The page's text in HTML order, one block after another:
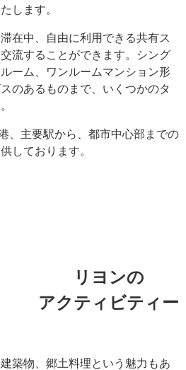
します。
在中、自由に利用できる共有ス
流することができます。シング
ーム、ワンルームマンション形
のあるものまで、いくつかのタ
、主要駅から、都市中心部までの
しております。
リヨンの
アクティビティー
築物、郷土料理という魅力もあ